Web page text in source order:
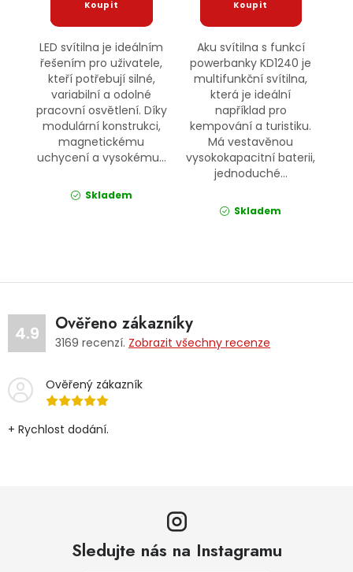
LED svítilna je ideálním
řešením pro uživatele,
kteří potřebují silné,
variabilní a odolné
pracovní osvětlení. Díky
modulární konstrukci,
magnetickému
uchycení a vysokému...
Skladem
Aku svítilna s funkcí
powerbanky KD1240 je
multifunkční svítilna,
která je ideální
například pro
kempování a turistiku.
Má vestavěnou
vysokokapacitní baterii,
jednoduché...
Skladem
4.9 Ověřeno zákazníky
3169 recenzí. Zobrazit všechny recenze
Ověřený zákazník
+ Rychlost dodání.
Sledujte nás na Instagramu